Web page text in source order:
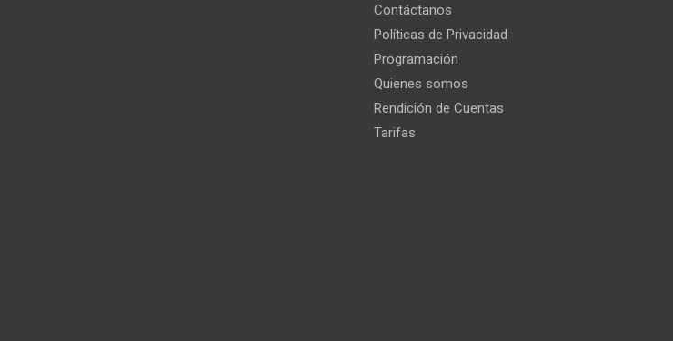
Contáctanos
Políticas de Privacidad
Programación
Quienes somos
Rendición de Cuentas
Tarifas